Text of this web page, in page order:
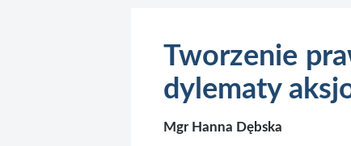
Tworzenie
dylematy
Mgr Hanna Dębska